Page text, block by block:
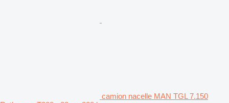
camion nacelle MAN TGL 7.150